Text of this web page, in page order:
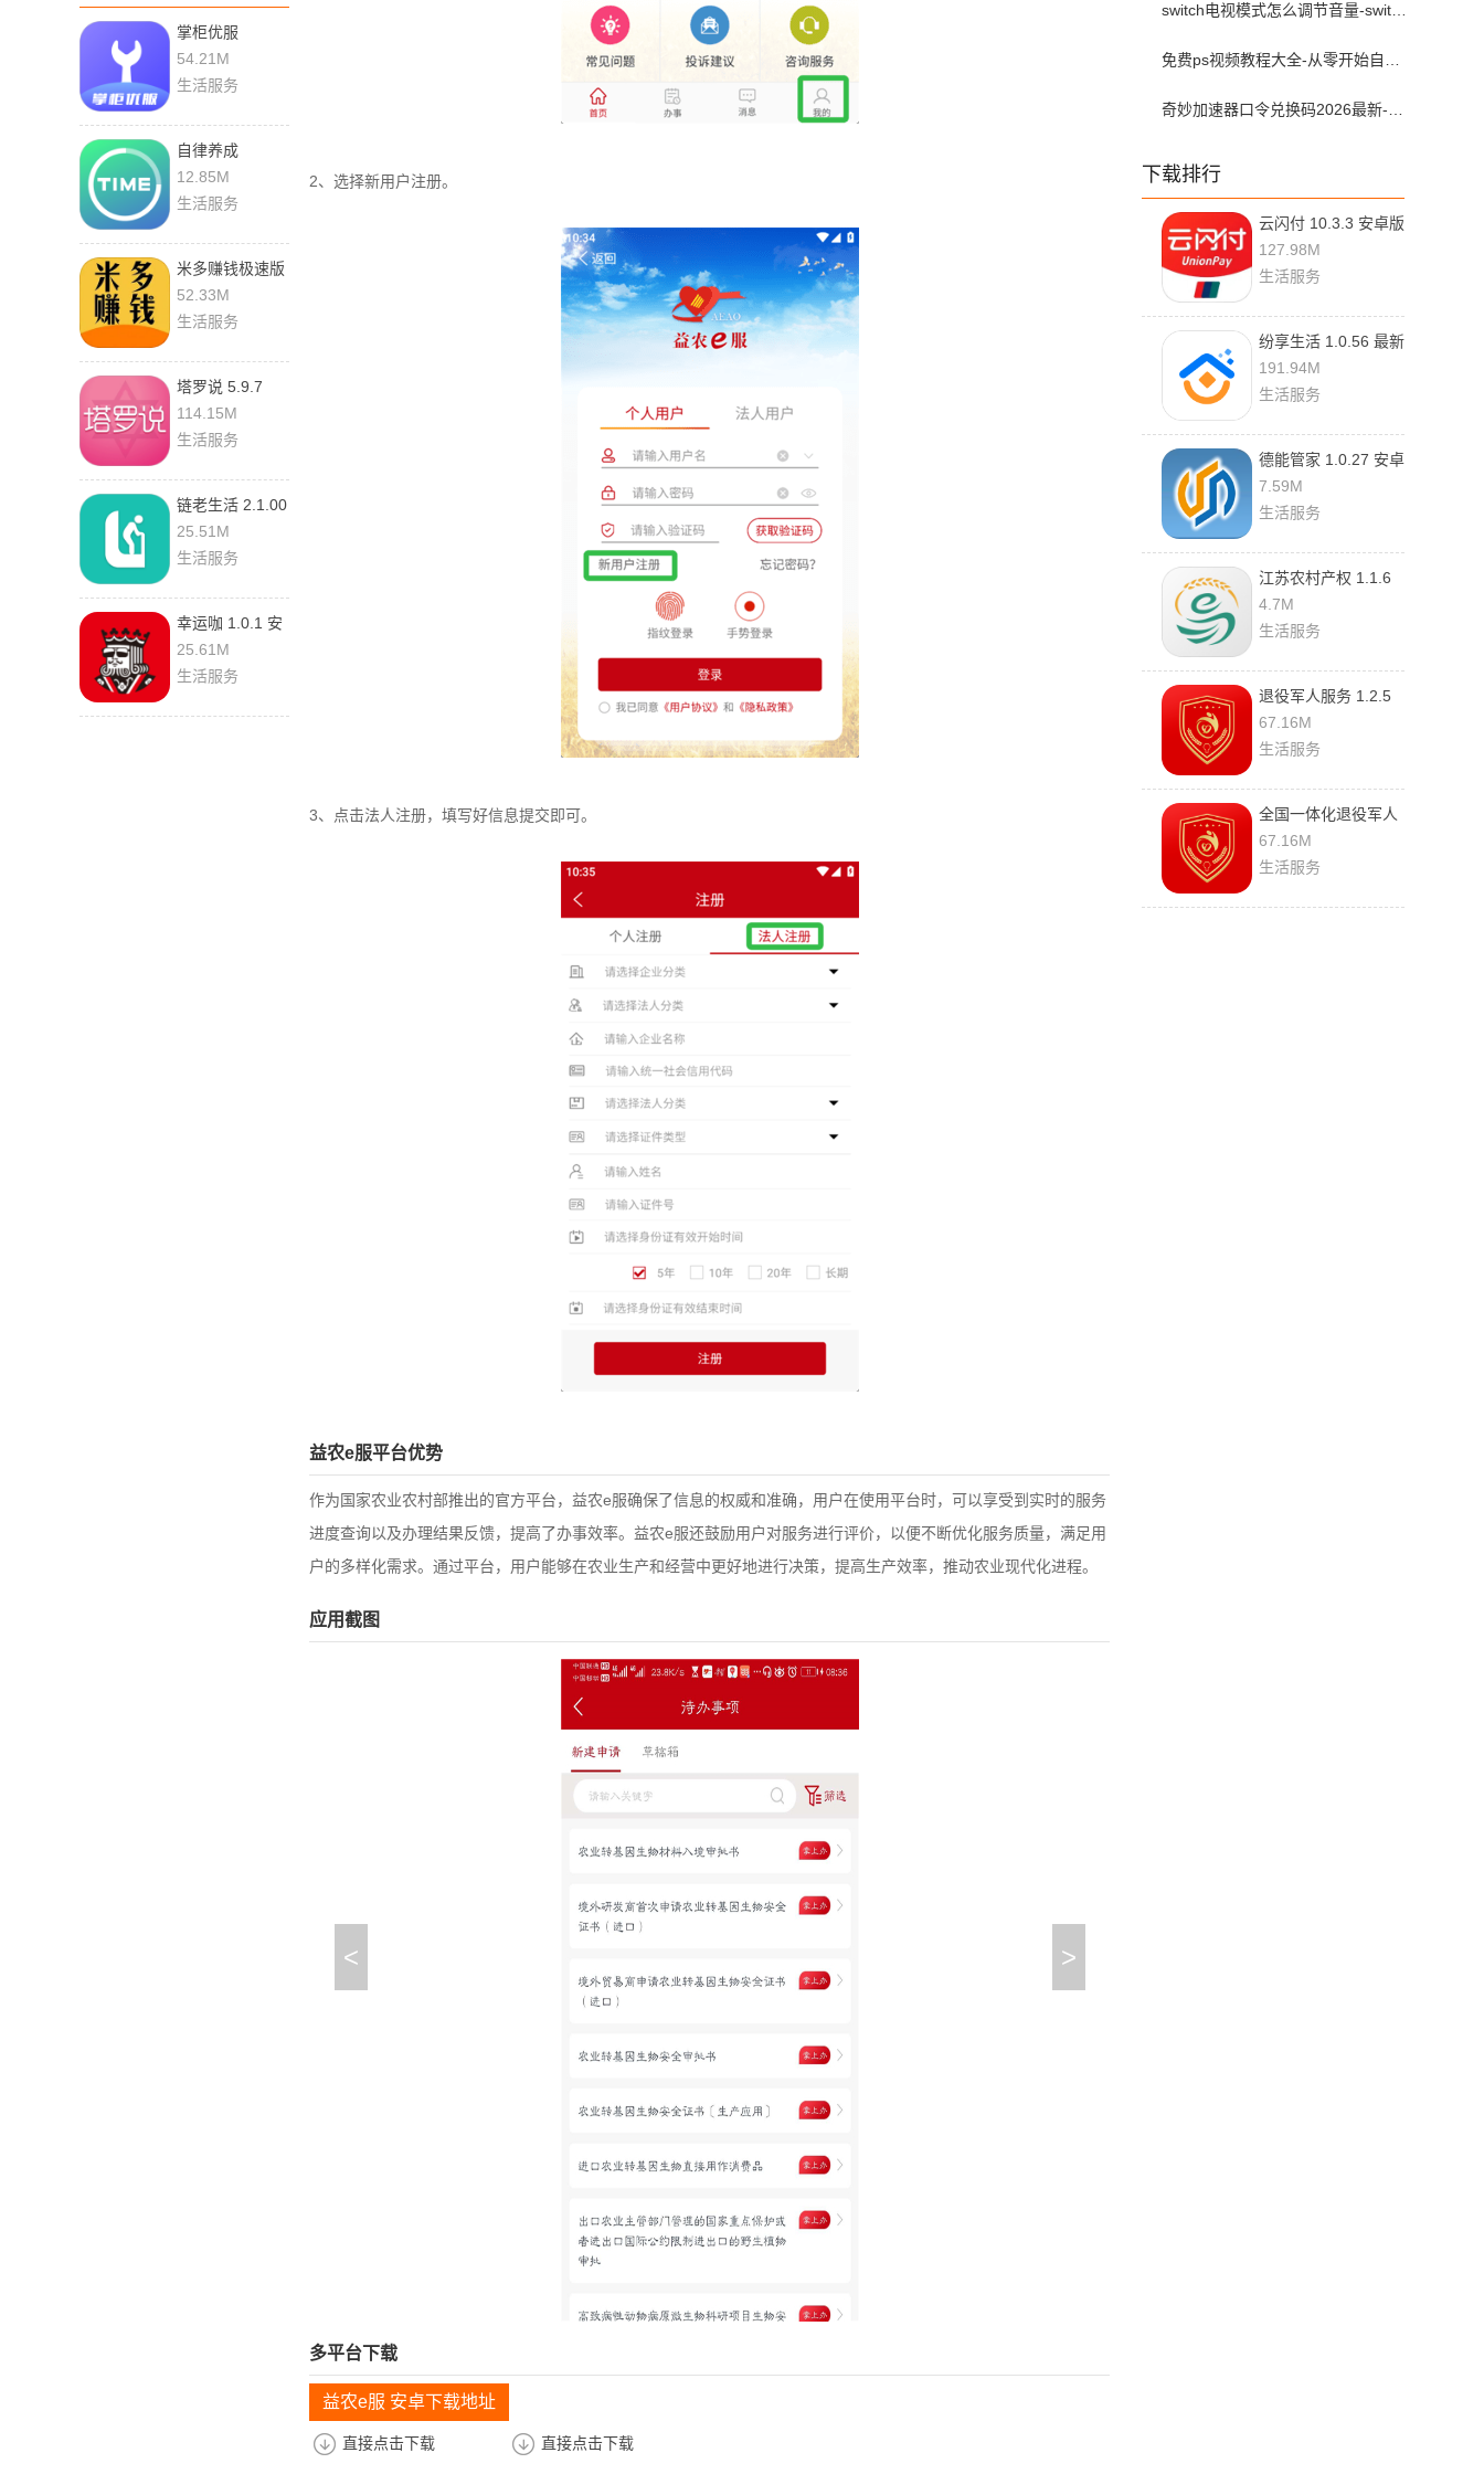
掌柜优服
1.15.23 最新版
54.21M
生活服务
自律养成
26.06.12 最新版
12.85M
生活服务
米多赚钱极速版
1.6.0 官方版
52.33M
生活服务
塔罗说 5.9.7
114.15M
生活服务
链老生活 2.1.00
25.51M
生活服务
幸运咖 1.0.1 安
卓版
25.61M
生活服务
2、选择新用户注册。
3、点击法人注册，填写好信息提交即可。
益农e服平台优势
作为国家农业农村部推出的官方平台，益农e服确保了信息的权威和准确，用户在使用平台时，可以享受到实时的服务
进度查询以及办理结果反馈，提高了办事效率。益农e服还鼓励用户对服务进行评价，以便不断优化服务质量，满足用
户的多样化需求。通过平台，用户能够在农业生产和经营中更好地进行决策，提高生产效率，推动农业现代化进程。
应用截图
< >
多平台下载
益农e服 安卓下载地址
直接点击下载 直接点击下载
下载排行
云闪付 10.3.3 安卓版
127.98M
生活服务
纷享生活 1.0.56 最新
版
191.94M
生活服务
德能管家 1.0.27 安卓
版
7.59M
生活服务
江苏农村产权 1.1.6
手机版
4.7M
生活服务
退役军人服务 1.2.5
官方版
67.16M
生活服务
全国一体化退役军人
网上服务平台 1.2.5
官方版
67.16M
生活服务